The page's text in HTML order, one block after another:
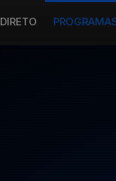
DIRETO